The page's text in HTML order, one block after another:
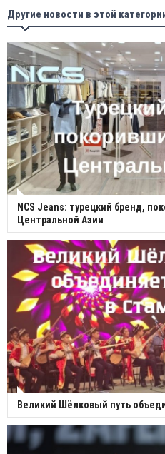
Другие новости в этой
NCS Jeans: турецкий бренд,
Центральной Азии
Великий Шёлковый путь